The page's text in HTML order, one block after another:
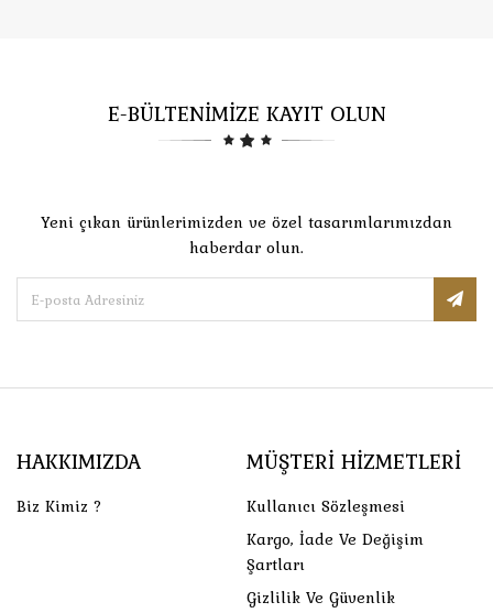
E-BÜLTENİMİZE KAYIT OLUN
Yeni çıkan ürünlerimizden ve özel tasarımlarımızdan
haberdar olun.
HAKKIMIZDA
Biz Kimiz ?
MÜŞTERI HIZMETLERI
Kullanıcı Sözleşmesi
Kargo, İade Ve Değişim
Şartları
Gizlilik Ve Güvenlik